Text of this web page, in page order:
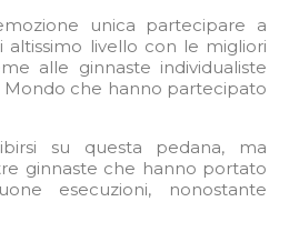
unica partecipare a
livello con le migliori
alle ginnaste individualiste
Mondo che hanno partecipato
su questa pedana, ma
ginnaste che hanno portato
esecuzioni, nonostante